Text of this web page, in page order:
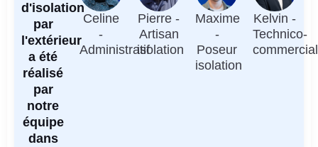
d'isolation
par
l'extérieur
a été
réalisé
par
notre
équipe
dans
Celine
-
Administratif
Pierre -
Artisan
isolation
Maxime
-
Poseur
isolation
Kelvin -
Technico-
commercial